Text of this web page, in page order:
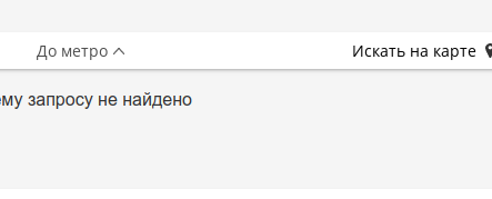
До метро Искать на карте